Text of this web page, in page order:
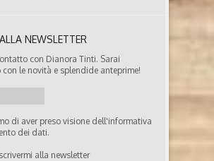
NEWSLETTER
con Dianora Tinti. Sarai
le novità e splendide anteprime!
di aver preso visione dell'informativa
dei dati.
alla newsletter